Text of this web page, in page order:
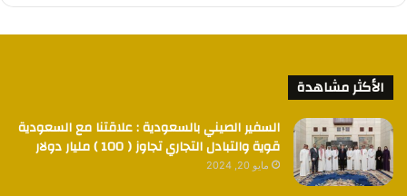
الأكثر مشاهدة
السفير الصيني بالسعودية : علاقتنا مع السعودية
قوية والتبادل التجاري تجاوز ( 100 ) مليار دولار
مايو 20, 2024